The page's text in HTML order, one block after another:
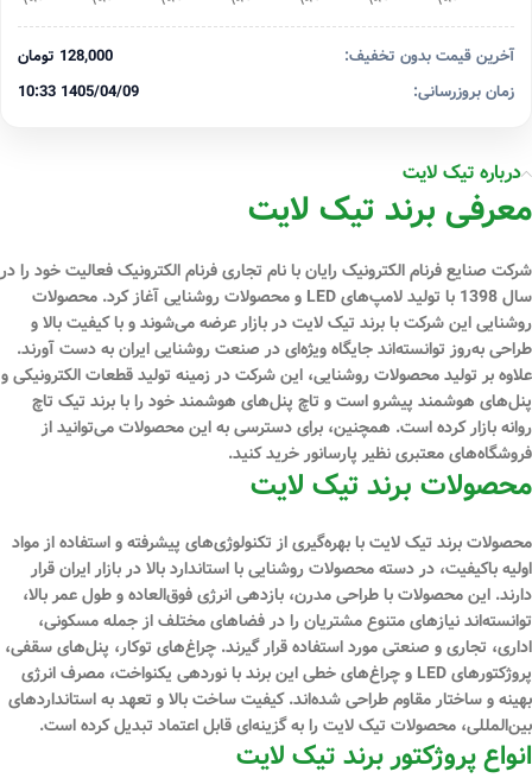
آخرین قیمت بدون تخفیف:
128,000 تومان
زمان بروزرسانی:
1405/04/09 10:33
درباره تیک لایت
معرفی برند تیک لایت
شرکت صنایع فرنام الکترونیک رایان با نام تجاری فرنام الکترونیک فعالیت خود را در
سال 1398 با تولید لامپ‌های LED و محصولات روشنایی آغاز کرد. محصولات
روشنایی این شرکت با برند تیک لایت در بازار عرضه می‌شوند و با کیفیت بالا و
طراحی به‌روز توانسته‌اند جایگاه ویژه‌ای در صنعت روشنایی ایران به دست آورند.
علاوه بر تولید محصولات روشنایی، این شرکت در زمینه تولید قطعات الکترونیکی و
پنل‌های هوشمند پیشرو است و تاچ پنل‌های هوشمند خود را با برند تیک تاچ
روانه بازار کرده است. همچنین، برای دسترسی به این محصولات می‌توانید از
فروشگاه‌های معتبری نظیر پارسانور خرید کنید.
محصولات برند تیک لایت
محصولات برند تیک لایت با بهره‌گیری از تکنولوژی‌های پیشرفته و استفاده از مواد
اولیه باکیفیت، در دسته محصولات روشنایی با استاندارد بالا در بازار ایران قرار
دارند. این محصولات با طراحی مدرن، بازدهی انرژی فوق‌العاده و طول عمر بالا،
توانسته‌اند نیازهای متنوع مشتریان را در فضاهای مختلف از جمله مسکونی،
اداری، تجاری و صنعتی مورد استفاده قرار گیرند. چراغ‌های توکار، پنل‌های سقفی،
پروژکتورهای LED و چراغ‌های خطی این برند با نوردهی یکنواخت، مصرف انرژی
بهینه و ساختار مقاوم طراحی شده‌اند. کیفیت ساخت بالا و تعهد به استانداردهای
بین‌المللی، محصولات تیک لایت را به گزینه‌ای قابل اعتماد تبدیل کرده است.
انواع پروژکتور برند تیک لایت